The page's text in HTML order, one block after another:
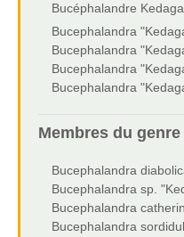
Bucéphalandre
Bucephalandra
Bucephalandra
Bucephalandra
Bucephalandra
Membres du genre
Bucephalandra
Bucephalandra sp.
Bucephalandra
Bucephalandra